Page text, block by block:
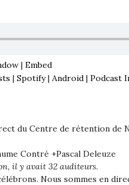
| Embed
| Spotify| Android | Podcast
du Centre de rétention de
Contré +Pascal Deleuze
il y avait 32 auditeurs.
Nous sommes en